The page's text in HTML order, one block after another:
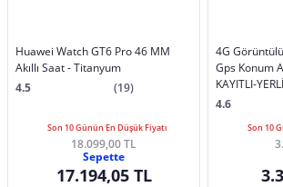
Huawei Watch GT6 Pro 46 MM
Akıllı Saat - Titanyum
4.5
(19)
Son 10 Günün En Düşük Fiyatı
18.099,00 TL
Sepette
17.194,05 TL
4G
Gps Konum
KAYITLI-
4.6
Son 10